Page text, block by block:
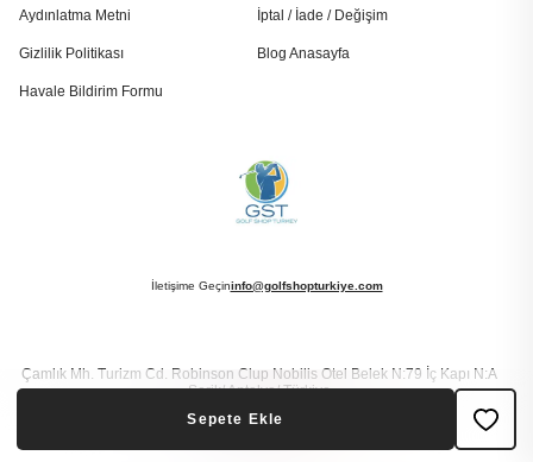
Sepete Ekle
İletişime Geçininfo@golfshopturkiye.com
Aydınlatma Metni
Gizlilik Politikası
Havale Bildirim Formu
İptal / İade / Değişim
Blog Anasayfa
Çamlık Mh. Turizm Cd. Robinson Clup Nobilis Otel Belek N:79 İç Kapı N:A
Serik/ Antalya/ Türkiye